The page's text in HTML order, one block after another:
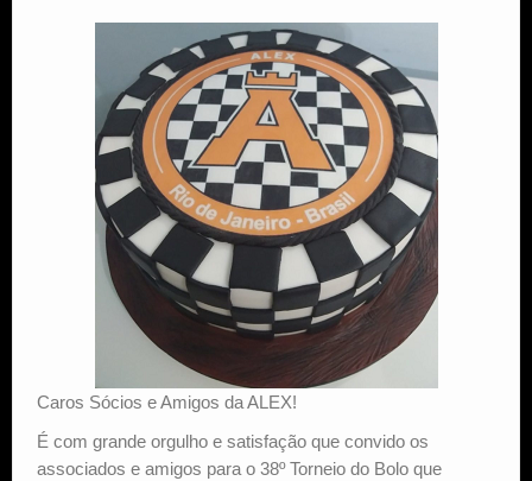
Caros Sócios e Amigos da ALEX!
É com grande orgulho e satisfação que convido os
associados e amigos para o 38º Torneio do Bolo que